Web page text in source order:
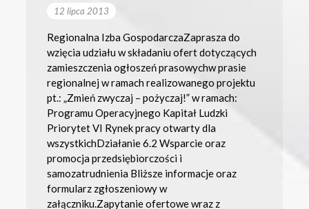
12 lipca 2013
Regionalna Izba GospodarczaZaprasza do
wzięcia udziału w składaniu ofert dotyczących
zamieszczenia ogłoszeń prasowychw prasie
regionalnej w ramach realizowanego projektu
pt.: „Zmień zwyczaj – pożyczaj!” w ramach:
Programu Operacyjnego Kapitał Ludzki
Priorytet VI Rynek pracy otwarty dla
wszystkichDziałanie 6.2 Wsparcie oraz
promocja przedsiębiorczości i
samozatrudnienia Bliższe informacje oraz
formularz zgłoszeniowy w
załączniku.Zapytanie ofertowe wraz z